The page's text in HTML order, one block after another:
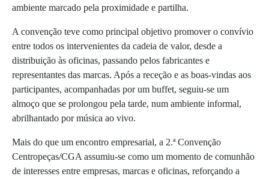
ambiente marcado pela proximidade e partilha.
A convenção teve como principal objetivo promover o convívio
entre todos os intervenientes da cadeia de valor, desde a
distribuição às oficinas, passando pelos fabricantes e
representantes das marcas. Após a receção e as boas-vindas aos
participantes, acompanhadas por um buffet, seguiu-se um
almoço que se prolongou pela tarde, num ambiente informal,
abrilhantado por música ao vivo.
Mais do que um encontro empresarial, a 2.ª Convenção
Centropeças/CGA assumiu-se como um momento de comunhão
de interesses entre empresas, marcas e oficinas, reforçando a